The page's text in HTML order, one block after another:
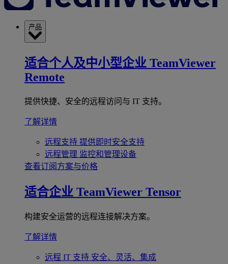
产品
适合个人及中小型企业 TeamViewer
Remote
提供快捷、安全的远程访问与 IT 支持。
了解详情
远程支持 提供即时安全支持
远程管理 监控和管理设备
查看订阅方案与价格
适合企业 TeamViewer Tensor
构建安全运营的远程连接解决方案。
了解详情
远程 IT 支持 安全、灵活、集成